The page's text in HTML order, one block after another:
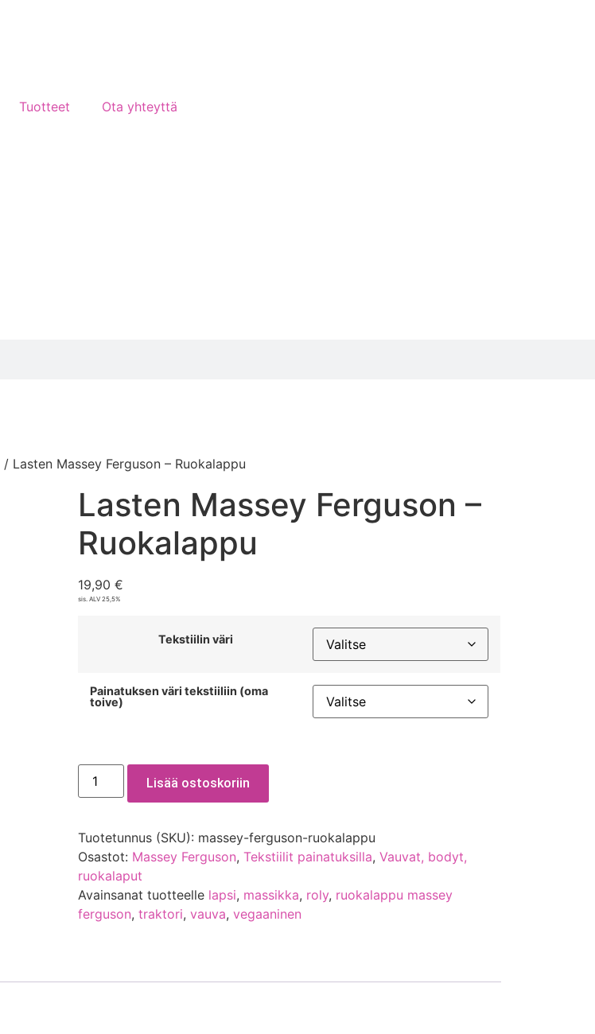
Tuotteet Ota yhteyttä
/ Lasten Massey Ferguson – Ruokalappu
Lasten Massey Ferguson –
Ruokalappu
19,90€
sis. ALV 25,5%
Tekstiilin väri
Painatuksen väri tekstiiliin (oma
toive)
Lisää ostoskoriin
Tuotetunnus (SKU): massey-ferguson-ruokalappu
Osastot: Massey Ferguson,Tekstiilit painatuksilla,Vauvat, bodyt,
ruokalaput
Avainsanat tuotteelle lapsi, massikka, roly, ruokalappu massey
ferguson,traktori,vauva,vegaaninen